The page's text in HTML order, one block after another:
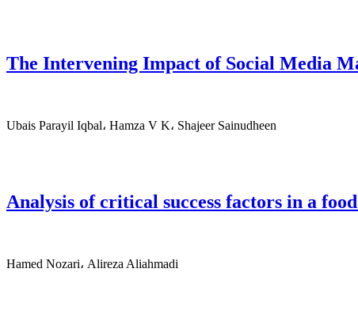
The Intervening Impact of Social Media
Ubais Parayil Iqbal، Hamza V K، Shajeer Sainudheen
Analysis of critical success factors in a
Hamed Nozari، Alireza Aliahmadi